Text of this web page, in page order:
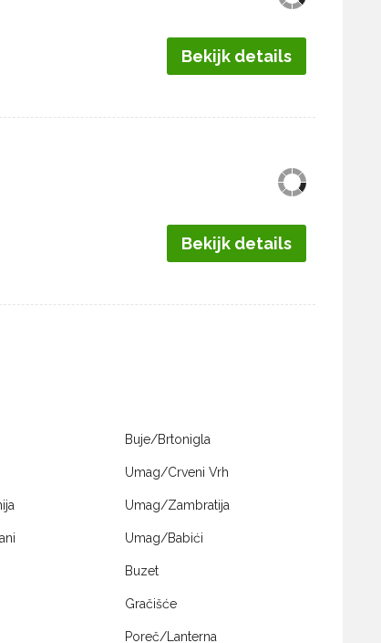
Bekijk details
Bekijk details
Buje/Brtonigla
Umag/Crveni Vrh
Umag/Zambratija
Umag/Babići
Buzet
Gračišće
Poreč/Lanterna